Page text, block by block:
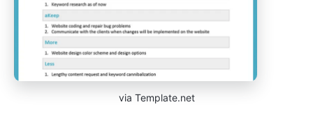
via Template.net